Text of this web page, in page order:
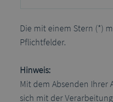
Die mit einem Stern (*)
Pflichtfelder.
Hinweis:
Mit dem Absenden Ihrer
sich mit der